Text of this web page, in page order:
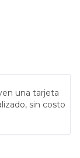
una tarjeta
sin costo